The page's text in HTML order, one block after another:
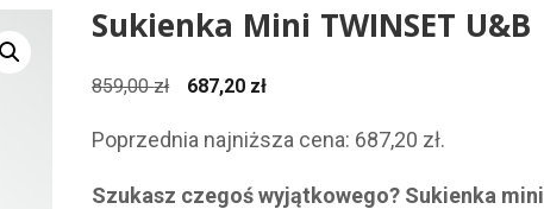
Sukienka Mini TWINSET U&B
859,00zł
Pierwotna
wynosiła:
859,00 zł.
687,20 złAktualna
wynosi:
687,20 zł.
Poprzednia najniższa cena: 687,20 zł.
Szukasz czegoś wyjątkowego? Sukienka mini